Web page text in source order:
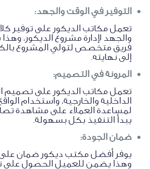
التوفير في الوقت والجهد:
تعمل مكاتب الديكور على توفير
والجهد لإدارة مشروع الديكور،
فريق متخصص لتولي المشروع
إلى نهايته.
المرونة في التصميم:
تعمل مكاتب الديكور على تصميم
الداخلية والخارجية، واستخدام
لمساعدة العملاء على مشاهدة
يبدأ التنفيذ بكل بسهولة.
ضمان الجودة:
يوفر أفضل مكتب ديكور ضمان على
وهذا يضمن للعميل الحصول على